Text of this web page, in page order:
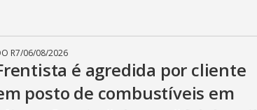
R7/06/08/2026
é agredida por cliente
posto de combustíveis em